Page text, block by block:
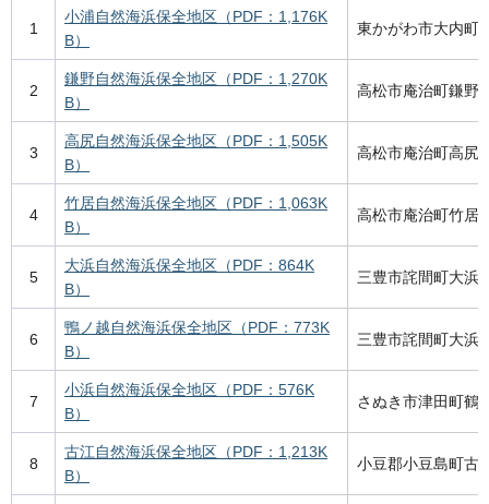
1
小浦自然海浜保全地区（PDF：1,176K
B）
東かがわ市大内町
2
鎌野自然海浜保全地区（PDF：1,270K
B）
高松市庵治町鎌野
3
高尻自然海浜保全地区（PDF：1,505K
B）
高松市庵治町高尻
4
竹居自然海浜保全地区（PDF：1,063K
B）
高松市庵治町竹居
5
大浜自然海浜保全地区（PDF：864K
B）
三豊市詫間町大浜
6
鴨ノ越自然海浜保全地区（PDF：773K
B）
三豊市詫間町大浜
7
小浜自然海浜保全地区（PDF：576K
B）
さぬき市津田町鶴
8
古江自然海浜保全地区（PDF：1,213K
B）
小豆郡小豆島町古